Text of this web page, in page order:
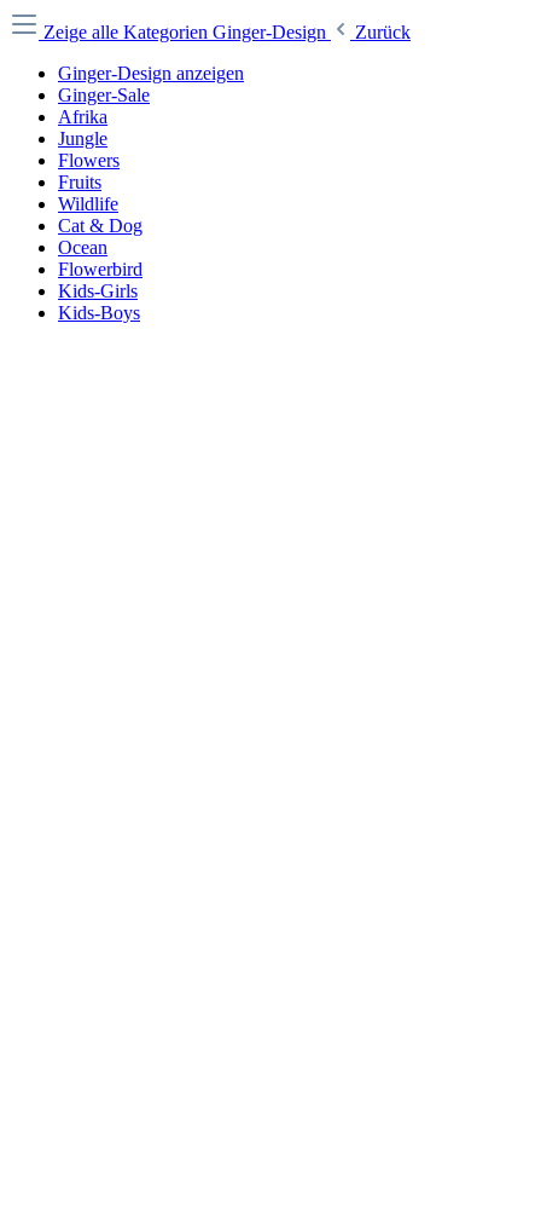
Zeige alle Kategorien Ginger-Design
Zurück
Ginger-Design anzeigen
Ginger-Sale
Afrika
Jungle
Flowers
Fruits
Wildlife
Cat & Dog
Ocean
Flowerbird
Kids-Girls
Kids-Boys